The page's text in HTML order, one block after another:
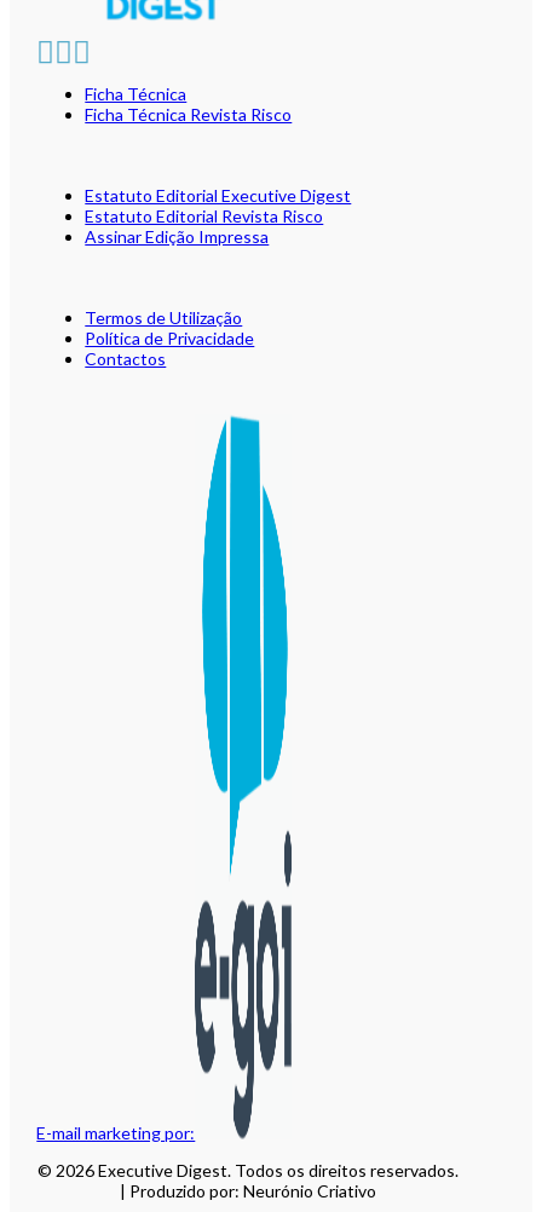
E-mail marketing por:
Ficha Técnica
Ficha Técnica Revista Risco
Estatuto Editorial Executive Digest
Estatuto Editorial Revista Risco
Assinar Edição Impressa
Termos de Utilização
Política de Privacidade
Contactos
© 2026 Executive Digest. Todos os direitos reservados.
| Produzido por: Neurónio Criativo